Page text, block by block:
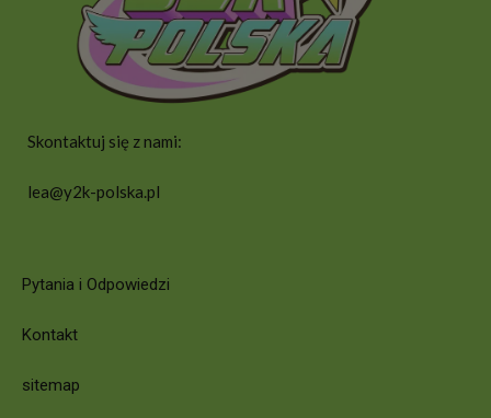
Skontaktuj się z nami:
lea@y2k-polska.pl
Pytania i Odpowiedzi
Kontakt
sitemap